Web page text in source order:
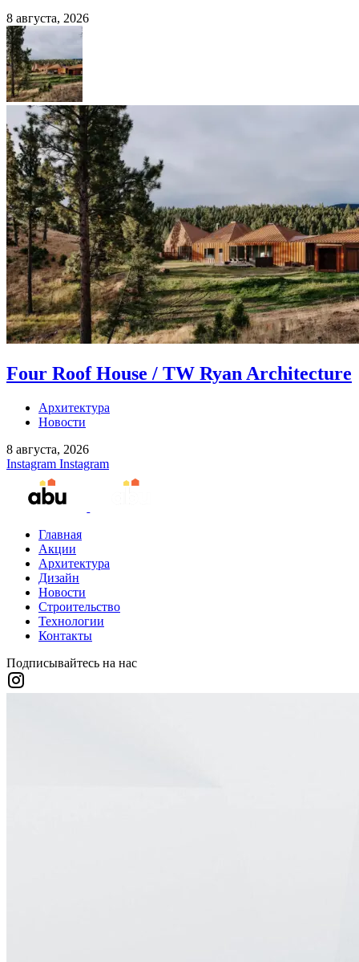
8 августа, 2026
Four Roof House / TW Ryan Architecture
Архитектура
Новости
8 августа, 2026
Instagram Instagram
Главная
Акции
Архитектура
Дизайн
Новости
Строительство
Технологии
Контакты
Подписывайтесь на нас